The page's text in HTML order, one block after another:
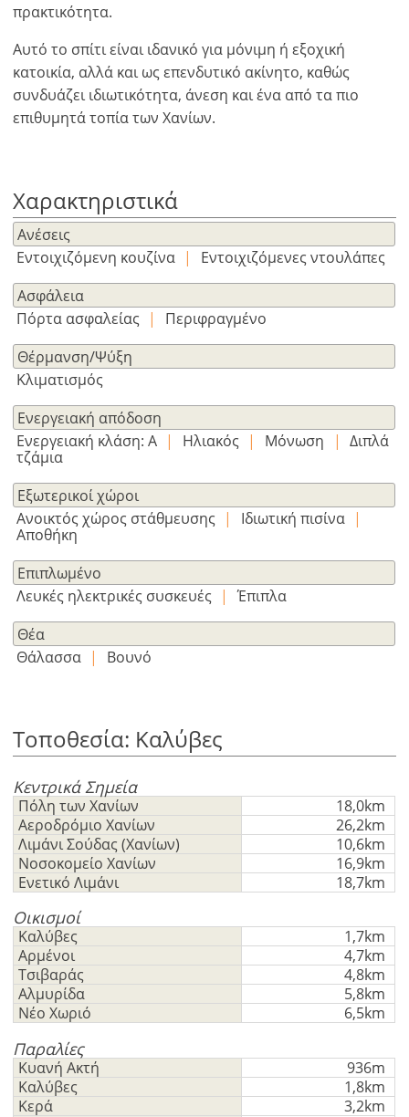
πρακτικότητα.
Αυτό το σπίτι είναι ιδανικό για μόνιμη ή εξοχική
κατοικία, αλλά και ως επενδυτικό ακίνητο, καθώς
συνδυάζει ιδιωτικότητα, άνεση και ένα από τα πιο
επιθυμητά τοπία των Χανίων.
Χαρακτηριστικά
Ανέσεις
Εντοιχιζόμενη κουζίνα |
Εντοιχιζόμενες ντουλάπες
Ασφάλεια
Πόρτα ασφαλείας |
Περιφραγμένο
Θέρμανση/Ψύξη
Κλιματισμός
Ενεργειακή απόδοση
Ενεργειακή κλάση: Α | Ηλιακός | Μόνωση | Διπλά
τζάμια
Εξωτερικοί χώροι
Ανοικτός χώρος στάθμευσης | Ιδιωτική πισίνα |
Αποθήκη
Επιπλωμένο
Λευκές ηλεκτρικές συσκευές |
Έπιπλα
Θέα
Θάλασσα | Βουνό
Τοποθεσία: Καλύβες
Κεντρικά Σημεία
Πόλη των Χανίων
18,0km
Αεροδρόμιο Χανίων
26,2km
Λιμάνι Σούδας (Χανίων)
10,6km
Νοσοκομείο Χανίων
16,9km
Ενετικό Λιμάνι
18,7km
Οικισμοί
Καλύβες
1,7km
Αρμένοι
4,7km
Τσιβαράς
4,8km
Αλμυρίδα
5,8km
Νέο Χωριό
6,5km
Παραλίες
Κυανή Ακτή
936m
Καλύβες
1,8km
Κερά
3,2km
Νόμισμα
Μονάδες
EUR €
GBP - £
m/km/m²
Αποθήκευση
English
Ελληνικά
Deutsch
Παρακαλώ
κάνετε
login
της
λειτουργίας
Δεν
έχετε
λογαριασμό?
Εγραφείτε
τώρα!
δείτε
όλα
πλεονεκτήματα